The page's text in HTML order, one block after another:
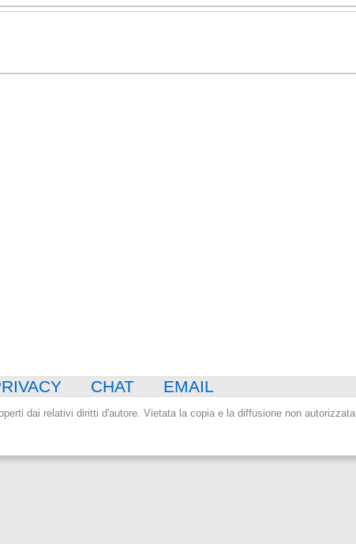
CHAT EMAIL
dai relativi diritti d'autore. Vietata la copia e la diffusione non autorizzata